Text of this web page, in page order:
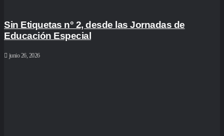
Sin Etiquetas n° 2, desde las Jornadas de
Educación Especial
junio 26, 2026